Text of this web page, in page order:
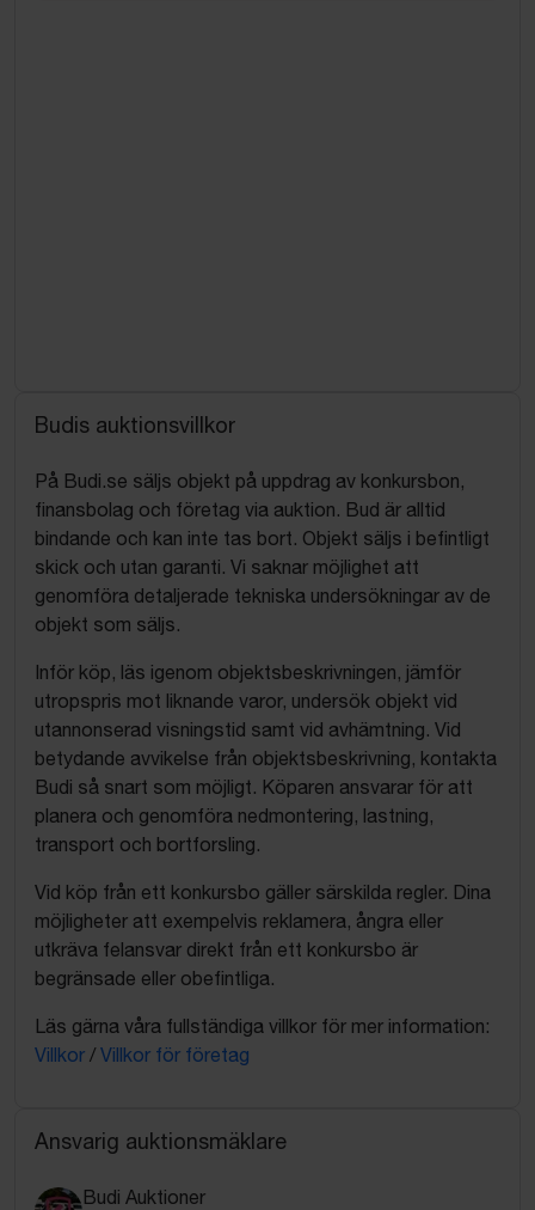
Budis auktionsvillkor
På Budi.se säljs objekt på uppdrag av konkursbon,
finansbolag och företag via auktion. Bud är alltid
bindande och kan inte tas bort. Objekt säljs i befintligt
skick och utan garanti. Vi saknar möjlighet att
genomföra detaljerade tekniska undersökningar av de
objekt som säljs.
Inför köp, läs igenom objektsbeskrivningen, jämför
utropspris mot liknande varor, undersök objekt vid
utannonserad visningstid samt vid avhämtning. Vid
betydande avvikelse från objektsbeskrivning, kontakta
Budi så snart som möjligt. Köparen ansvarar för att
planera och genomföra nedmontering, lastning,
transport och bortforsling.
Vid köp från ett konkursbo gäller särskilda regler. Dina
möjligheter att exempelvis reklamera, ångra eller
utkräva felansvar direkt från ett konkursbo är
begränsade eller obefintliga.
Läs gärna våra fullständiga villkor för mer information:
Villkor / Villkor för företag
Ansvarig auktionsmäklare
Budi Auktioner